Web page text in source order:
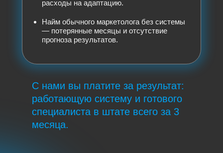
Найм обычного маркетолога без системы
— потерянные месяцы и отсутствие
прогноза результатов.
расходы на адаптацию.
С нами вы платите за результат:
работающую систему и готового
специалиста в штате всего за 3
месяца.